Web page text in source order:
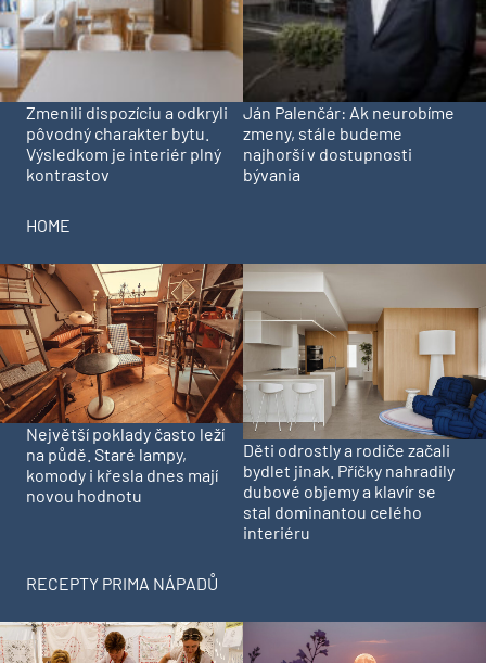
Zmenili dispozíciu a odkryli
pôvodný charakter bytu.
Výsledkom je interiér plný
kontrastov
Ján Palenčár: Ak neurobíme
zmeny, stále budeme
najhorší v dostupnosti
bývania
HOME
Největší poklady často leží
na půdě. Staré lampy,
komody i křesla dnes mají
novou hodnotu
Děti odrostly a rodiče začali
bydlet jinak. Příčky nahradily
dubové objemy a klavír se
stal dominantou celého
interiéru
RECEPTY PRIMA NÁPADŮ